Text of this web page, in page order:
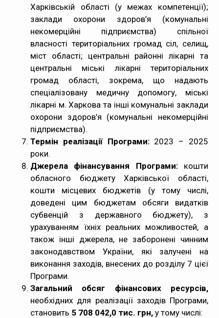
Харківській області (у межах компетенції);
заклади охорони здоров’я (комунальні
некомерційні підприємства) спільної
власності територіальних громад сіл, селищ,
міст області; центральні районні лікарні та
центральні міські лікарні територіальних
громад області, зокрема, що надають
спеціалізовану медичну допомогу, міські
лікарні м. Харкова та інші комунальні заклади
охорони здоров’я (комунальні некомерційні
підприємства).
Термін реалізації Програми:2023 – 2025
роки.
Джерела
фінансування Програми:кошти
обласного бюджету Харківської області,
кошти місцевих бюджетів (у тому числі,
доведені цим бюджетам обсяги видатків
субвенцій з державного бюджету), з
урахуванням їхніх реальних можливостей, а
також інші джерела, не заборонені чинним
законодавством України, які залучені на
виконання заходів, внесених до розділу 7 цієї
Програми.
Загальний обсяг фінансових ресурсів,
необхідних для реалізації заходів Програми,
становить 5 708 042,0 тис. грн, у тому числі: